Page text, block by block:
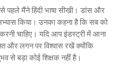
पहले मैंने हिंदी भाषा सीखी। डांस और
किया। उनका कहना है कि सब को
चाहिए। यदि आप इंडस्ट्री में आना
और लगन पर विश्वास रखें क्योंकि
बड़ा कोई शिक्षक नहीं है।